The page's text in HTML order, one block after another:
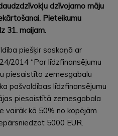
dzīvojamo māju
Pieteikumu
31. maijam.
piešķir saskaņā ar
2014 “Par līdzfinansējumu
piesaistīto zemesgabalu
pašvaldības līdzfinansējumu
piesaistītā zemesgabala
vairāk kā 50% no kopējām
5000 EUR.